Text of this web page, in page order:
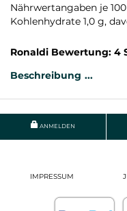
Nährwertangaben je
Kohlenhydrate 1,0 g,
Ronaldi Bewertung: 4
Beschreibung
ANMELDEN
IMPRESSUM